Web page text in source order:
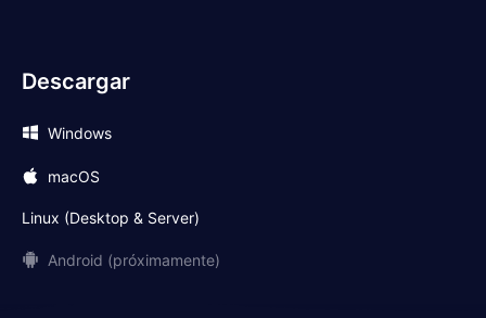
Descargar
Windows
macOS
Linux (Desktop & Server)
Android (próximamente)